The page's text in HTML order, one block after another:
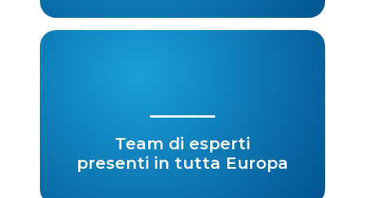
Team di esperti
presenti in tutta Europa